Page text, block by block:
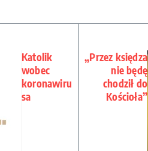
Katolik
wobec
koronawiru
sa
„Przez księdza
nie będę
chodził do
Kościoła”